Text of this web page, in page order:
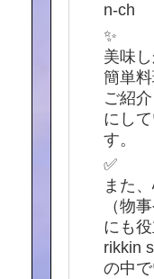
n-ch
✨
美味
簡単
ご紹
にし
す。
✅
また
（物
にも
rikkin
の中